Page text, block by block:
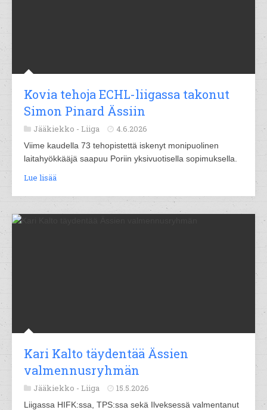
Kovia tehoja ECHL-liigassa takonut
Simon Pinard Ässiin
Jääkiekko - Liiga 4.6.2026
Viime kaudella 73 tehopistettä iskenyt monipuolinen
laitahyökkääjä saapuu Poriin yksivuotisella sopimuksella.
Lue lisää
Kari Kalto täydentää Ässien
valmennusryhmän
Jääkiekko - Liiga 15.5.2026
Liigassa HIFK:ssa, TPS:ssa sekä Ilveksessä valmentanut